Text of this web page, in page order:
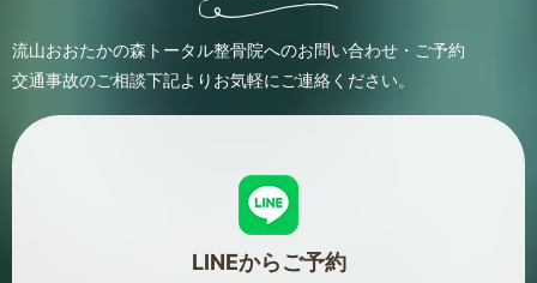
流山おおたかの森トータル整骨院へのお問い合わせ・ご予約
交通事故のご相談下記よりお気軽にご連絡ください。
LINEからご予約